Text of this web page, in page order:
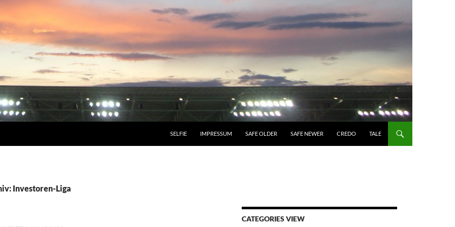
SELFIE IMPRESSUM SAFE OLDER SAFE NEWER CREDO TALE
Investoren-Liga
CATEGORIES VIEW